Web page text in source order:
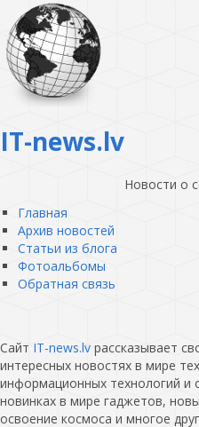
IT-news.lv
Новости о
Главная
Архив новостей
Статьи из блога
Фотоальбомы
Обратная связь
Сайт IT-news.lv рассказывает
интересных новостях в мире
информационных технологий и
новинках в мире гаджетов,
освоение космоса и многое